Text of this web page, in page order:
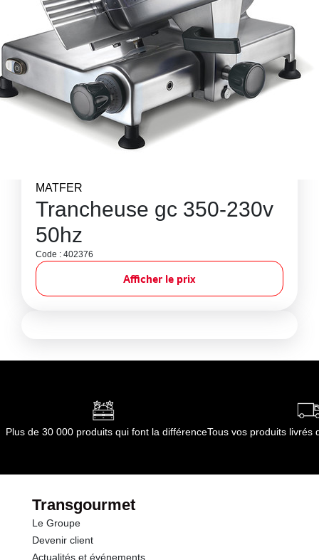
MATFER
Trancheuse gc 350-230v
50hz
Code : 402376
Afficher le prix
Plus de 30 000 produits qui font la différenceTous vos produits livrés
Transgourmet
Le Groupe
Devenir client
Actualités et événements